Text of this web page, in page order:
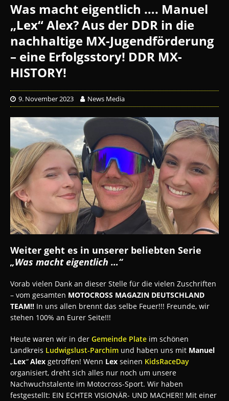
Was macht eigentlich …. Manuel
„Lex“ Alex? Aus der DDR in die
nachhaltige MX-Jugendförderung
– eine Erfolgsstory! DDR MX-
HISTORY!
9. November 2023 News Media
Weiter geht es in unserer beliebten Serie
„Was macht eigentlich …“
Vorab vielen Dank an dieser Stelle für die vielen Zuschriften
– vom gesamten MOTOCROSS MAGAZIN DEUTSCHLAND
TEAM!! In uns allen brennt das selbe Feuer!!! Freunde, wir
stehen 100% an Eurer Seite!!!
Heute waren wir in der Gemeinde Plate im schönen
Landkreis Ludwigslust-Parchim und haben uns mit Manuel
„Lex“Alex getroffen! Wenn Lex seinen KidsRaceDay
organisiert, dreht sich alles nur noch um unsere
Nachwuchstalente im Motocross-Sport. Wir haben
festgestellt: EIN ECHTER VISIONÄR- UND MACHER!! Mit einer